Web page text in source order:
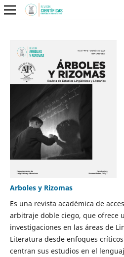
Arboles y Rizomas
Es una revista académica de
arbitraje doble ciego, que ofrece
investigaciones en las áreas de
Literatura desde enfoques
centran sus estudios en el